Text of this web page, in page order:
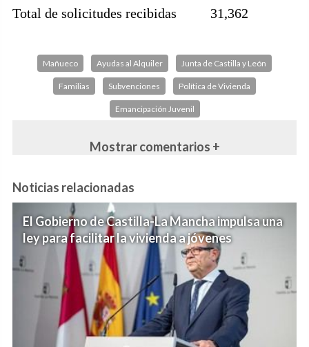
Total de solicitudes recibidas
31,362
Mañueco Ayudas al Alquiler Junta de Castilla y León
Familias Subvenciones Política de Vivienda
Emancipación Juvenil
Mostrar comentarios +
Noticias relacionadas
El Gobierno de Castilla-La Mancha impulsa una
ley para facilitar la vivienda a jóvenes